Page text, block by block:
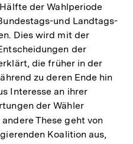
der Wahlperiode
und Landtags-
Dies wird mit der
der
die früher in der
zu deren Ende hin
Interesse an ihrer
der Wähler
andere These geht von
Koalition aus,